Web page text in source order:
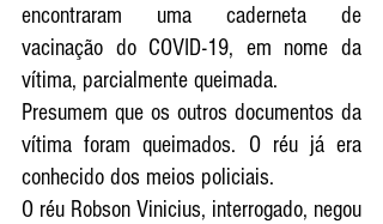
encontraram uma caderneta de
vacinação do COVID-19, em nome da
vítima, parcialmente queimada.
Presumem que os outros documentos da
vítima foram queimados. O réu já era
conhecido dos meios policiais.
O réu Robson Vinicius, interrogado, negou